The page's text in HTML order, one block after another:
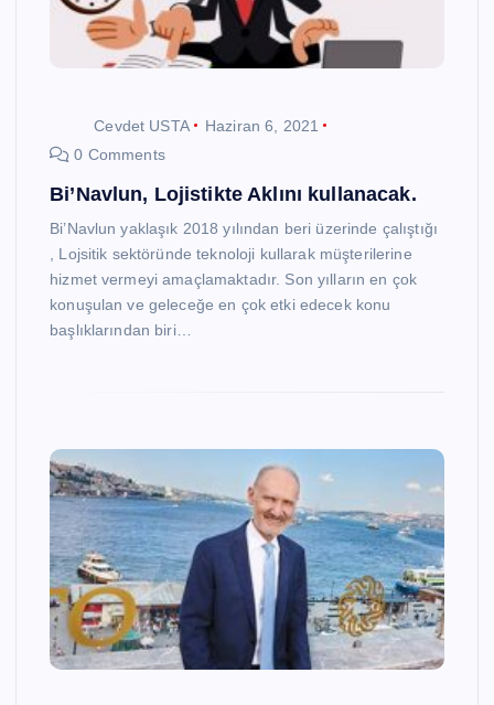
Cevdet USTA
Haziran 6, 2021
0 Comments
Bi’Navlun, Lojistikte Aklını kullanacak.
Bi’Navlun yaklaşık 2018 yılından beri üzerinde çalıştığı
, Lojsitik sektöründe teknoloji kullarak müşterilerine
hizmet vermeyi amaçlamaktadır. Son yılların en çok
konuşulan ve geleceğe en çok etki edecek konu
başlıklarından biri…